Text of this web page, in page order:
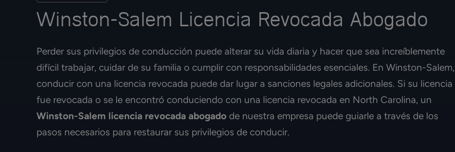
Winston-Salem Licencia Revocada Abogado
Perder sus privilegios de conducción puede alterar su vida diaria y hacer que sea increíblemente
difícil trabajar, cuidar de su familia o cumplir con responsabilidades esenciales. En Winston-Salem,
conducir con una licencia revocada puede dar lugar a sanciones legales adicionales. Si su licencia
fue revocada o se le encontró conduciendo con una licencia revocada en North Carolina, un
Winston-Salem licencia revocada abogado de nuestra empresa puede guiarle a través de los
pasos necesarios para restaurar sus privilegios de conducir.